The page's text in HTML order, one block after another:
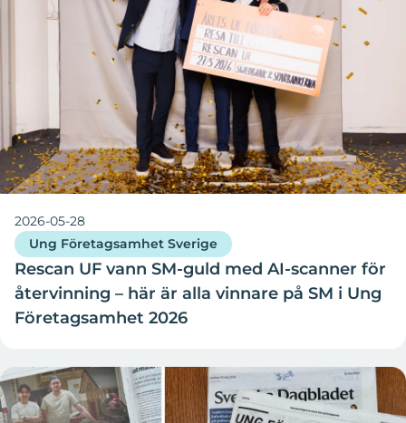
2026-05-28
Ung Företagsamhet Sverige
Rescan UF vann SM-guld med AI-scanner för
återvinning – här är alla vinnare på SM i Ung
Företagsamhet 2026